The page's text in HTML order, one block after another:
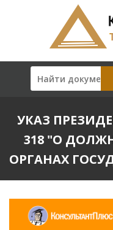
УКАЗ
318 "О
ОРГАНАХ